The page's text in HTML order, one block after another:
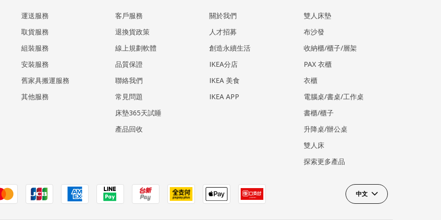
運送服務
取貨服務
組裝服務
安裝服務
​舊家具搬運服務
其他服務
客戶服務
退換貨政策
線上規劃軟體
品質保證
聯絡我們
常見問題
床墊365天試睡
產品回收
關於我們
人才招募
創造永續生活
IKEA分店
IKEA 美食
IKEA APP
雙人床墊
布沙發
收納櫃/櫃子/層架
PAX 衣櫃
衣櫃
電腦桌/書桌/工作桌
書櫃/櫃子
升降桌/辦公桌
雙人床
探索更多產品
中文